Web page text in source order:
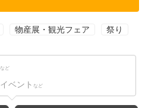
物産展・観光フェア 祭り
など
ベント など